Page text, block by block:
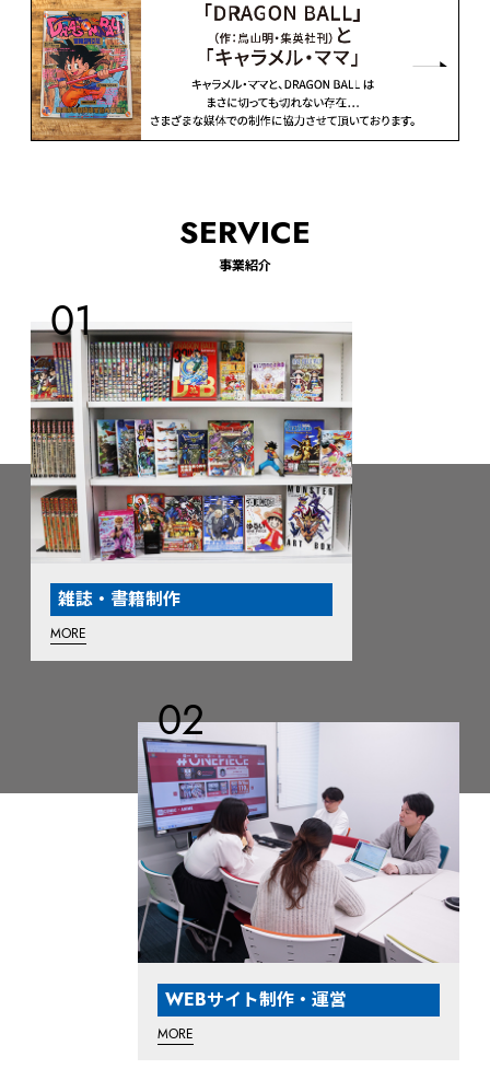
SERVICE
事業紹介
雑誌・書籍制作
MORE
WEBサイト制作・運営
MORE